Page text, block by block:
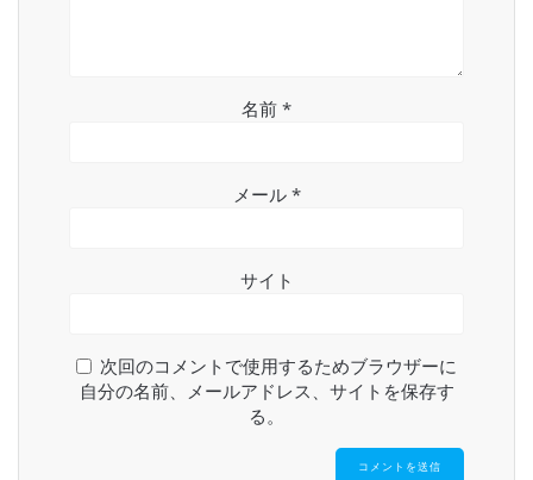
名前 *
メール *
サイト
次回のコメントで使用するためブラウザーに
自分の名前、メールアドレス、サイトを保存す
る。